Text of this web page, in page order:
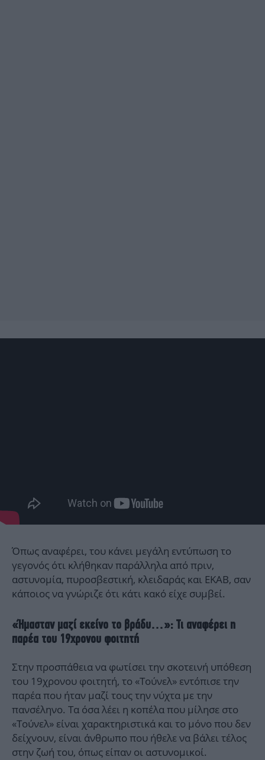
Όπως αναφέρει, του κάνει μεγάλη εντύπωση το
γεγονός ότι κλήθηκαν παράλληλα από πριν,
αστυνομία, πυροσβεστική, κλειδαράς και ΕΚΑΒ, σαν
κάποιος να γνώριζε ότι κάτι κακό είχε συμβεί.
«Ήμασταν μαζί εκείνο το βράδυ…»: Τι αναφέρει η
παρέα του 19χρονου φοιτητή
Στην προσπάθεια να φωτίσει την σκοτεινή υπόθεση
του 19χρονου φοιτητή, το «Τούνελ» εντόπισε την
παρέα που ήταν μαζί τους την νύχτα με την
πανσέληνο. Τα όσα λέει η κοπέλα που μίλησε στο
«Τούνελ» είναι χαρακτηριστικά και το μόνο που δεν
δείχνουν, είναι άνθρωπο που ήθελε να βάλει τέλος
στην ζωή του, όπως είπαν οι αστυνομικοί.